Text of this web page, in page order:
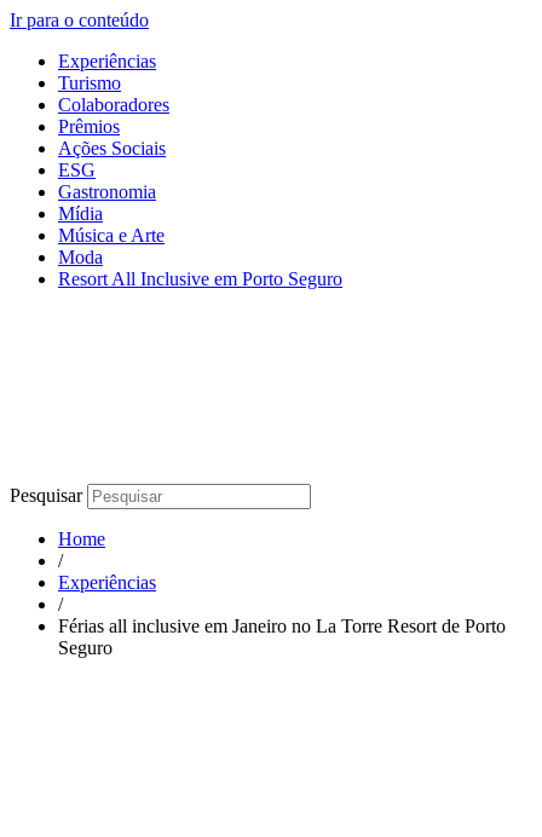
Ir para o conteúdo
Experiências
Turismo
Colaboradores
Prêmios
Ações Sociais
ESG
Gastronomia
Mídia
Música e Arte
Moda
Resort All Inclusive em Porto Seguro
Pesquisar
Home
/
Experiências
/
Férias all inclusive em Janeiro no La Torre Resort de Porto
Seguro